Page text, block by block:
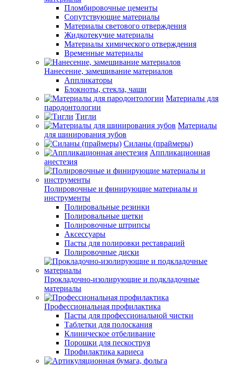
Пломбировочные цементы
Сопутствующие материалы
Материалы светового отверждения
Жидкотекучие материалы
Материалы химического отверждения
Временные материалы
Нанесение, замешивание материалов
Аппликаторы
Блокноты, стекла, чаши
Материалы для
пародонтологии
Тигли
Материалы
для шинирования зубов
Силаны (праймеры)
Аппликационная
анестезия
Полировочные и финирующие материалы и
инструменты
Полировальные резинки
Полировальные щетки
Полировочные штрипсы
Аксессуары
Пасты для полировки реставраций
Полировочные диски
Прокладочно-изолирующие и подкладочные
материалы
Профессиональная профилактика
Пасты для профессиональной чистки
Таблетки для полоскания
Клиническое отбеливание
Порошки для пескоструя
Профилактика кариеса